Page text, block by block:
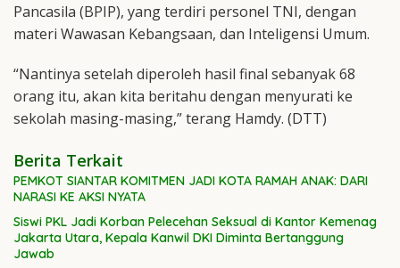
Pancasila (BPIP), yang terdiri personel TNI, dengan
materi Wawasan Kebangsaan, dan Inteligensi Umum.
“Nantinya setelah diperoleh hasil final sebanyak 68
orang itu, akan kita beritahu dengan menyurati ke
sekolah masing-masing,” terang Hamdy. (DTT)
Berita Terkait
PEMKOT SIANTAR KOMITMEN JADI KOTA RAMAH ANAK: DARI
NARASI KE AKSI NYATA
Siswi PKL Jadi Korban Pelecehan Seksual di Kantor Kemenag
Jakarta Utara, Kepala Kanwil DKI Diminta Bertanggung
Jawab